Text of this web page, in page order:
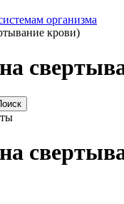
организма
крови)